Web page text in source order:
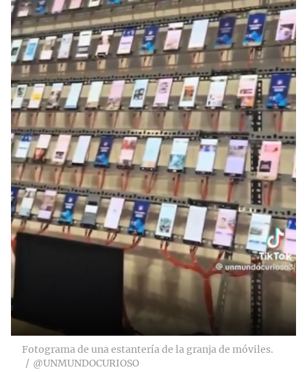
Fotograma de una estantería de la granja de móviles.
@UNMUNDOCURIOSO